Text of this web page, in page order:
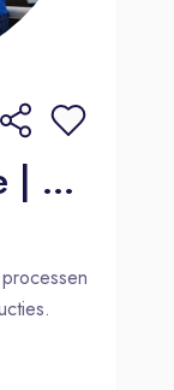
Constructie Stage | MBO+ | HBO | Amsterdam | Kaag